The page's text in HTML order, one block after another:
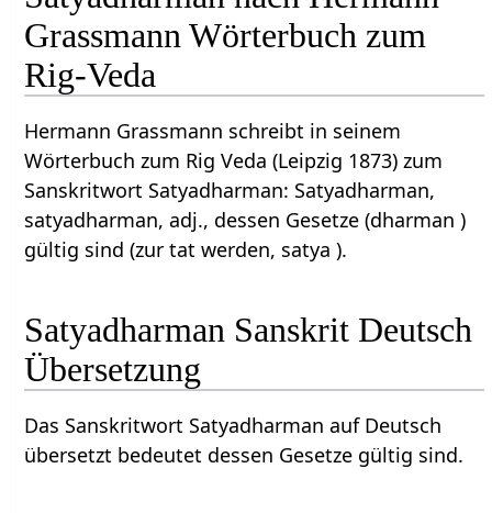
Grassmann Wörterbuch zum
Rig-Veda
Hermann Grassmann schreibt in seinem
Wörterbuch zum Rig Veda (Leipzig 1873) zum
Sanskritwort Satyadharman: Satyadharman,
satyadharman, adj., dessen Gesetze (dharman )
gültig sind (zur tat werden, satya ).
Satyadharman Sanskrit Deutsch
Übersetzung
Das Sanskritwort Satyadharman auf Deutsch
übersetzt bedeutet dessen Gesetze gültig sind.